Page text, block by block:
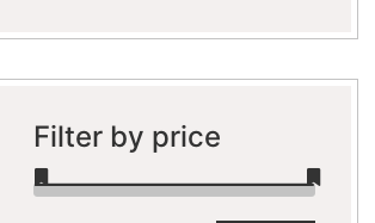
Filter by price